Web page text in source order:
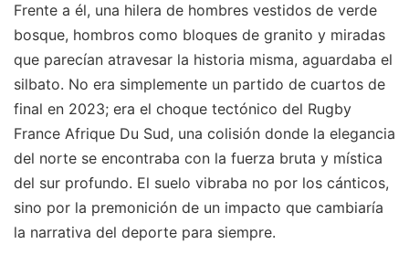
Frente a él, una hilera de hombres vestidos de verde
bosque, hombros como bloques de granito y miradas
que parecían atravesar la historia misma, aguardaba el
silbato. No era simplemente un partido de cuartos de
final en 2023; era el choque tectónico del Rugby
France Afrique Du Sud, una colisión donde la elegancia
del norte se encontraba con la fuerza bruta y mística
del sur profundo. El suelo vibraba no por los cánticos,
sino por la premonición de un impacto que cambiaría
la narrativa del deporte para siempre.